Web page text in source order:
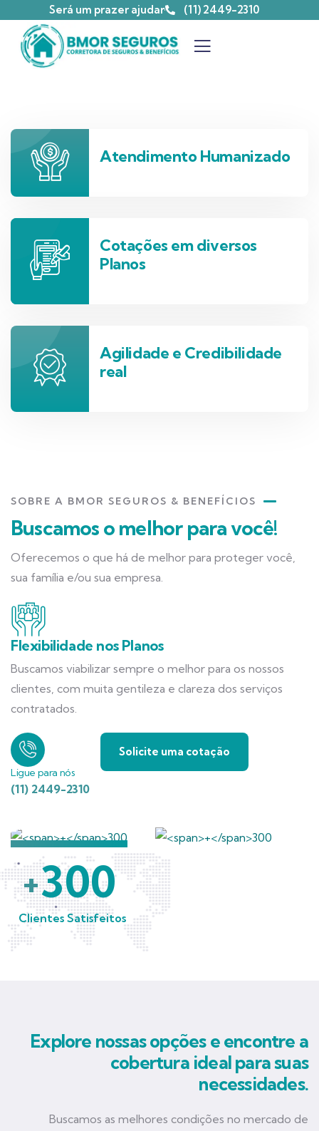
Será um prazer ajudar (11) 2449-2310
Atendimento Humanizado
Cotações em diversos
Planos
Agilidade e Credibilidade
real
SOBRE A BMOR SEGUROS & BENEFÍCIOS
Buscamos o melhor para você!
Oferecemos o que há de melhor para proteger você,
sua família e/ou sua empresa.
Flexibilidade nos Planos
Buscamos viabilizar sempre o melhor para os nossos
clientes, com muita gentileza e clareza dos serviços
contratados.
Ligue para nós
(11) 2449-2310
Solicite uma cotação
+300
Clientes Satisfeitos
Explore nossas opções e encontre a
cobertura ideal para suas
necessidades.
Buscamos as melhores condições no mercado de